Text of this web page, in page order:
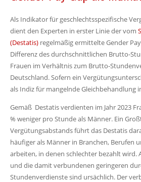
Als Indikator für geschlechtsspezifische
dient den Experten in erster Linie der vom
(Destatis)regelmäßig ermittelte Gender
Differenz des durchschnittlichen Brutto-
Frauen im Verhältnis zum Brutto-
Deutschland. Sofern ein
als Indiz für mangelnde Gleichbehandlung
Gemäß Destatis verdienten im Jahr 2023
% weniger pro Stunde als Männer. Ein
Vergütungsabstands führt das Destatis
häufiger als Männer in Branchen, Berufen
arbeiten, in denen schlechter bezahlt wird.
und die damit verbundenen geringeren
Stundenverdienste sind ursächlich. Der